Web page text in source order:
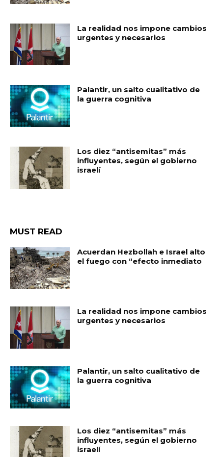
La realidad nos impone cambios
urgentes y necesarios
Palantir, un salto cualitativo de
la guerra cognitiva
Los diez “antisemitas” más
influyentes, según el gobierno
israelí
MUST READ
Acuerdan Hezbollah e Israel alto
el fuego con “efecto inmediato
La realidad nos impone cambios
urgentes y necesarios
Palantir, un salto cualitativo de
la guerra cognitiva
Los diez “antisemitas” más
influyentes, según el gobierno
israelí